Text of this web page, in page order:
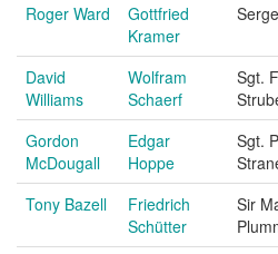
Roger Ward
Gottfried
Kramer
David
Williams
Wolfram
Schaerf
Sgt.
Gordon
McDougall
Edgar
Hoppe
Sgt.
Tony Bazell
Friedrich
Schütter
Sir